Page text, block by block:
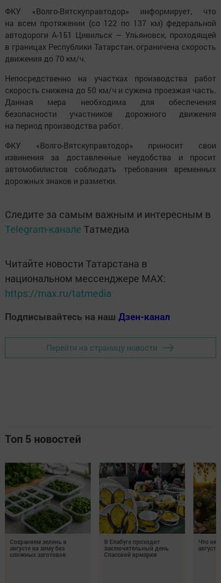
ФКУ «Волго-Вятскуправтодор» информирует, что
на всем протяжении (со 122 по 137 км) федеральной
автодороги А-151 Цивильск — Ульяновск, проходящей
в границах Республики Татарстан, ограничена скорость
движения до 70 км/ч.
Непосредственно на участках производства работ
скорость снижена до 50 км/ч и сужена проезжая часть.
Данная мера необходима для обеспечения
безопасности участников дорожного движения
на период производства работ.
ФКУ «Волго-Вятскуправтодор» приносит свои
извинения за доставленные неудобства и просит
автомобилистов соблюдать требования временных
дорожных знаков и разметки.
Следите за самым важным и интересным в
Telegram-канале Татмедиа
Читайте новости Татарстана в
национальном мессенджере MАХ:
https://max.ru/tatmedia
Подписывайтесь на наш Дзен-канал
Перейти на страницу новости
Топ 5 новостей
Сохраняем зелень в
августе на зиму без
сложных заготовок
В Елабуге проходит
заключительный день
Спасской ярмарки
Что